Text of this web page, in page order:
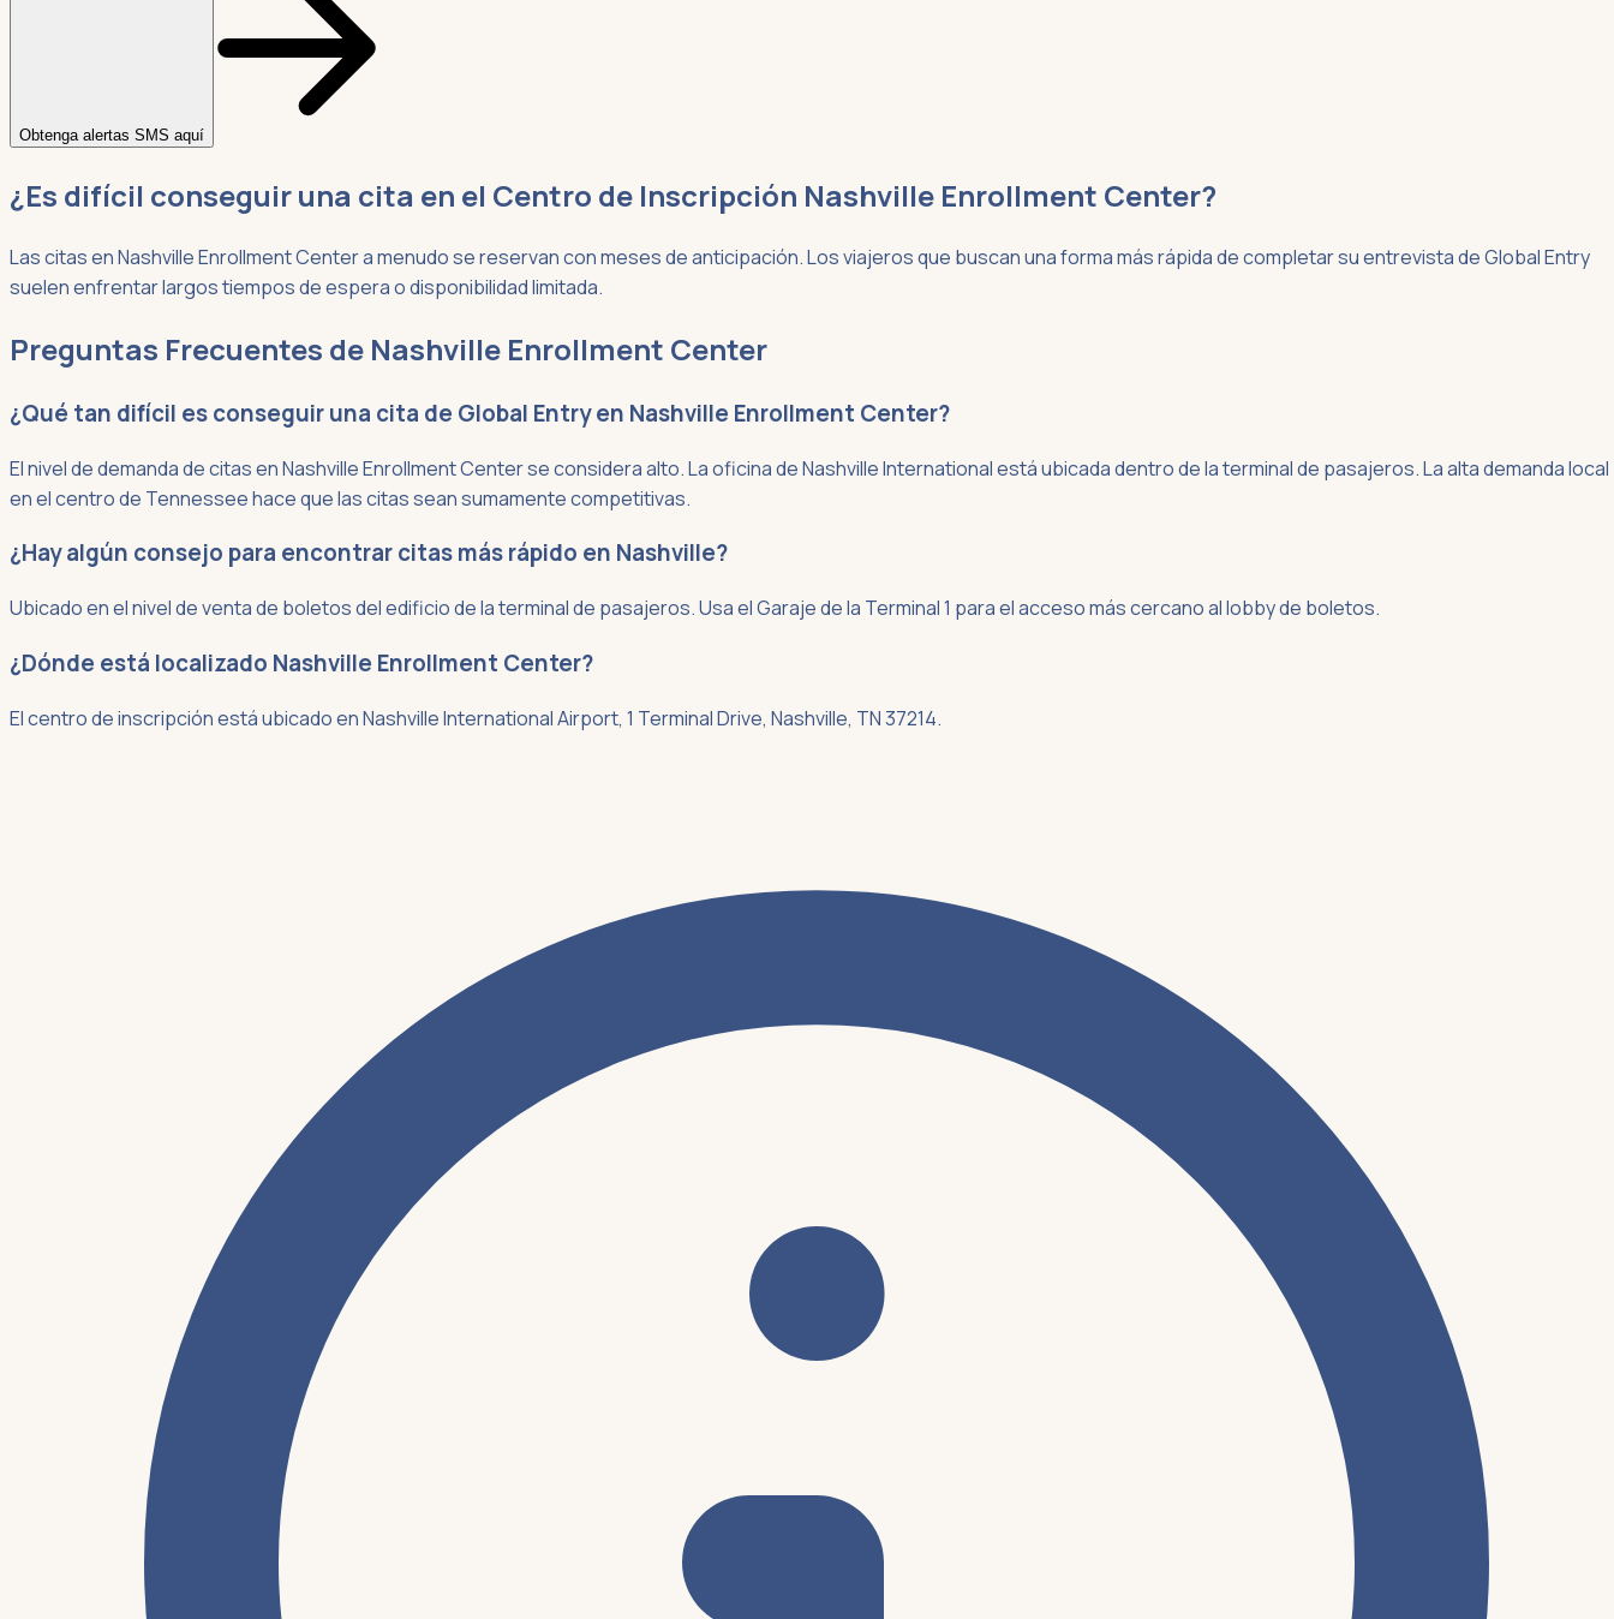
Obtenga alertas SMS aquí
¿Es difícil conseguir una cita en el Centro de Inscripción Nashville Enrollment Center?
Las citas en Nashville Enrollment Center a menudo se reservan con meses de anticipación. Los viajeros que buscan una forma más rápida de completar su entrevista de Global Entry
suelen enfrentar largos tiempos de espera o disponibilidad limitada.
Preguntas Frecuentes de Nashville Enrollment Center
¿Qué tan difícil es conseguir una cita de Global Entry en Nashville Enrollment Center?
El nivel de demanda de citas en Nashville Enrollment Center se considera alto. La oficina de Nashville International está ubicada dentro de la terminal de pasajeros. La alta demanda local
en el centro de Tennessee hace que las citas sean sumamente competitivas.
¿Hay algún consejo para encontrar citas más rápido en Nashville?
Ubicado en el nivel de venta de boletos del edificio de la terminal de pasajeros. Usa el Garaje de la Terminal 1 para el acceso más cercano al lobby de boletos.
¿Dónde está localizado Nashville Enrollment Center?
El centro de inscripción está ubicado en Nashville International Airport, 1 Terminal Drive, Nashville, TN 37214.